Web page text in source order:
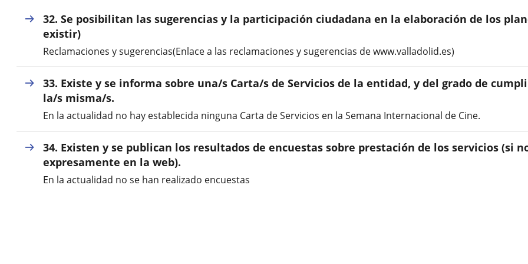
externa.externa.
una
aplicación
externa.
32. Se posibilitan las sugerencias y la participación ciudadana en la elaboración de los
existir)
Reclamaciones y sugerencias(Enlace a las reclamaciones y sugerencias de www.valladolid.es)
33. Existe y se informa sobre una/s Carta/s de Servicios de la entidad, y del grado de
la/s misma/s.
En la actualidad no hay establecida ninguna Carta de Servicios en la Semana Internacional de Cine.
34. Existen y se publican los resultados de encuestas sobre prestación de los servicios (si
expresamente en la web).
En la actualidad no se han realizado encuestas